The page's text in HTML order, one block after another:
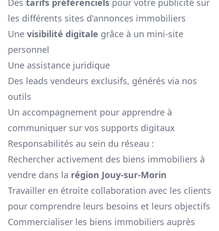
Des tarifs préférenciels pour votre publicité sur
les différents sites d'annonces immobiliers
Une visibilité digitale grâce à un mini-site
personnel
Une assistance juridique
Des leads vendeurs exclusifs, générés via nos
outils
Un accompagnement pour apprendre à
communiquer sur vos supports digitaux
Responsabilités au sein du réseau :
Rechercher activement des biens immobiliers à
vendre dans la région Jouy-sur-Morin
Travailler en étroite collaboration avec les clients
pour comprendre leurs besoins et leurs objectifs
Commercialiser les biens immobiliers auprès